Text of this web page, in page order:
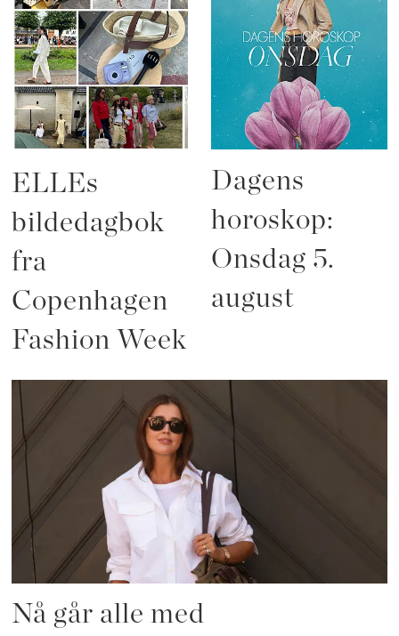
ELLEs
bildedagbok
fra
Copenhagen
Fashion Week
Dagens
horoskop:
Onsdag 5.
august
Nå går alle med